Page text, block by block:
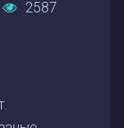
2587